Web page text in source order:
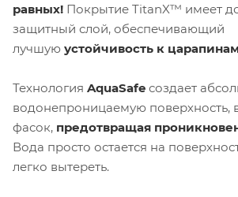
равных! Покрытие TitanX™ имеет
защитный слой, обеспечивающий
лучшую устойчивость к
Технология AquaSafe создает
водонепроницаемую поверхность,
фасок, предотвращая
Вода просто остается на
легко вытереть.